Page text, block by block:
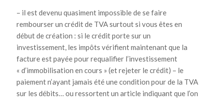
– il est devenu quasiment impossible de se faire
rembourser un crédit de TVA surtout si vous êtes en
début de création : si le crédit porte sur un
investissement, les impôts vérifient maintenant que la
facture est payée pour requalifier l’investissement
« d’immobilisation en cours » (et rejeter le crédit) – le
paiement n’ayant jamais été une condition pour de la TVA
sur les débits… ou ressortent un article indiquant que l’on